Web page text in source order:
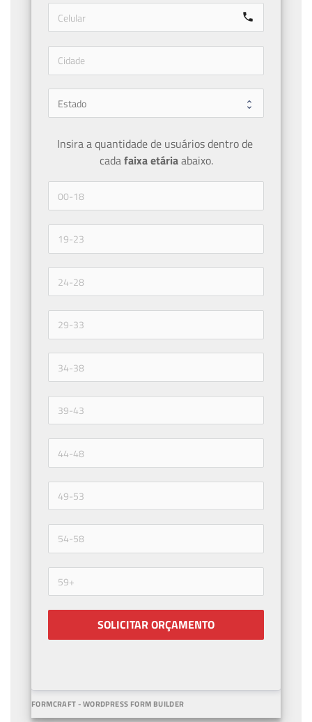
call
Insira a quantidade de usuários dentro de
cada faixa etária abaixo.
SOLICITAR ORÇAMENTO
FORMCRAFT - WORDPRESS FORM BUILDER